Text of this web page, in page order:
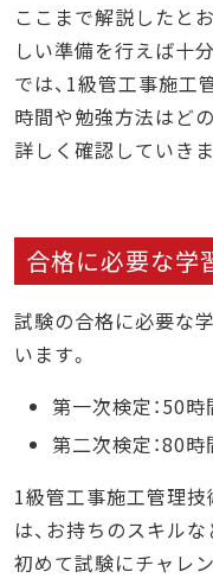
ここまで解説したと
しい準備を行えば十
では、1級管工事施工
時間や勉強方法はど
詳しく確認していきま
合格に必要な学
試験の合格に必要な
います。
第一次検定：50
第二次検定：80
1級管工事施工管理
は、お持ちのスキル
初めて試験にチャレ